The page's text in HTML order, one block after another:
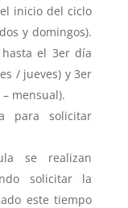
inicio del ciclo
y domingos).
el 3er día
/ jueves) y 3er
mensual).
para solicitar
se realizan
solicitar la
este tiempo